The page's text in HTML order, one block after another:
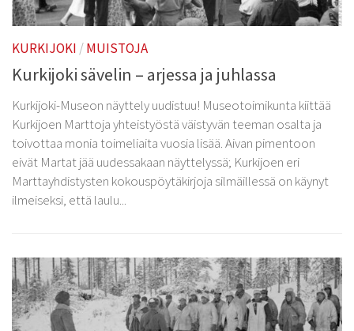
Yhteystiedot
Kurkijoki-Säätiö
Myyntituotteet
KURKIJOKI /MUISTOJA
Kurkijoki sävelin – arjessa ja juhlassa
Kurkijoki-Museon näyttely uudistuu! Museotoimikunta kiittää
Kurkijoen Marttoja yhteistyöstä väistyvän teeman osalta ja
toivottaa monia toimeliaita vuosia lisää. Aivan pimentoon
eivät Martat jää uudessakaan näyttelyssä; Kurkijoen eri
Marttayhdistysten kokouspöytäkirjoja silmäillessä on käynyt
ilmeiseksi, että laulu...